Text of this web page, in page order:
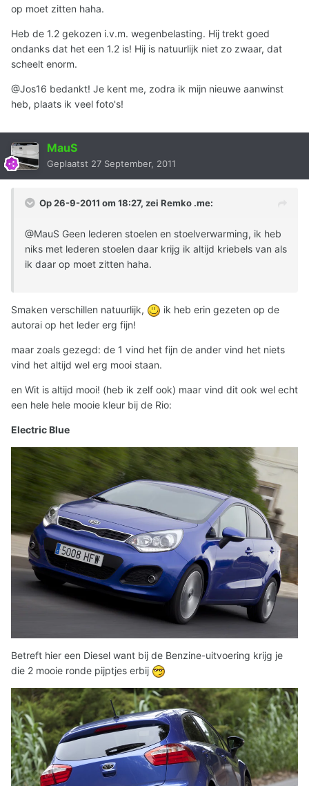
op moet zitten haha.
Heb de 1.2 gekozen i.v.m. wegenbelasting. Hij trekt goed
ondanks dat het een 1.2 is! Hij is natuurlijk niet zo zwaar, dat
scheelt enorm.
@Jos16 bedankt! Je kent me, zodra ik mijn nieuwe aanwinst
heb, plaats ik veel foto's!
MauS
Geplaatst 27 September, 2011
Op 26-9-2011 om 18:27, zei Remko .me:
@MauS Geen lederen stoelen en stoelverwarming, ik heb
niks met lederen stoelen daar krijg ik altijd kriebels van als
ik daar op moet zitten haha.
Smaken verschillen natuurlijk,
ik heb erin gezeten op de
autorai op het leder erg fijn!
maar zoals gezegd: de 1 vind het fijn de ander vind het niets
vind het altijd wel erg mooi staan.
en Wit is altijd mooi! (heb ik zelf ook) maar vind dit ook wel echt
een hele hele mooie kleur bij de Rio:
Electric Blue
Betreft hier een Diesel want bij de Benzine-uitvoering krijg je
die 2 mooie ronde pijptjes erbij